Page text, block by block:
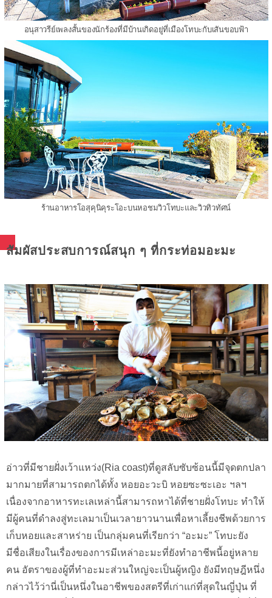
อนุสาวรีย์เพลงสั้นของนักร้องที่มีบ้านเกิดอยู่ที่เมืองโทบะกับเสันขอบฟ้า
ร้านอาหารโอสุคุนิคุระโอะบนหอชมวิวโทบะและวิวทิวทัศน์
สัมผัสประสบการณ์สนุก ๆ ที่กระท่อมอะมะ
อ่าวที่มีชายฝั่งเว้าแหว่ง(Ria coast)ที่ดูสลับซับซ้อนนี้มีจุดตกปลา
มากมายที่สามารถตกได้ทั้ง หอยอะวะบิ หอยซะซะเอะ ฯลฯ
เนื่องจากอาหารทะเลเหล่านี้สามารถหาได้ที่ชายฝั่งโทบะ ทำให้
มีผู้คนที่ดำลงสู่ทะเลมาเป็นเวลายาวนานเพื่อหาเลี้ยงชีพด้วยการ
เก็บหอยและสาหร่าย เป็นกลุ่มคนที่เรียกว่า “อะมะ” โทบะยัง
มีชื่อเสียงในเรื่องของการมีเหล่าอะมะที่ยังทำอาชีพนี้อยู่หลาย
คน อัตราของผู้ที่ทำอะมะส่วนใหญ่จะเป็นผู้หญิง ยังมีทฤษฎีหนึ่ง
กล่าวไว้ว่านี่เป็นหนึ่งในอาชีพของสตรีที่เก่าแก่ที่สุดในญี่ปุ่น ที่